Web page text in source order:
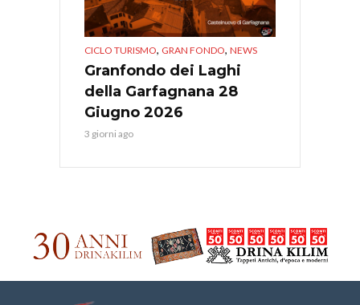
CICLO TURISMO, GRAN FONDO, NEWS
Granfondo dei Laghi
della Garfagnana 28
Giugno 2026
3 giorni ago